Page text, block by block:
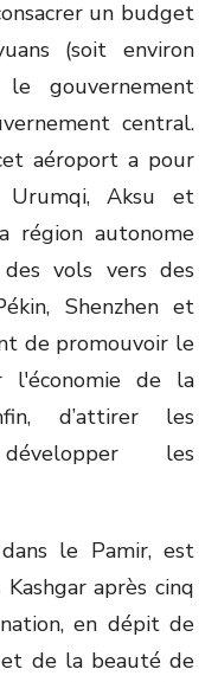
un budget
(soit environ
gouvernement
central.
aéroport a pour
Aksu et
région autonome
vols vers des
Shenzhen et
de promouvoir le
l'économie de la
d’attirer les
les
le Pamir, est
après cinq
en dépit de
de la beauté de